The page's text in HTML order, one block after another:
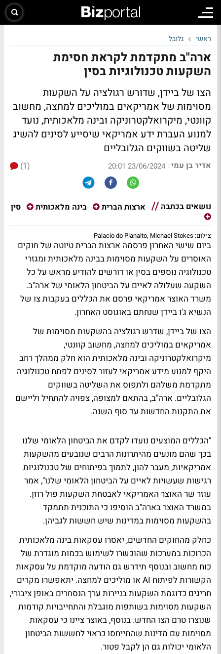
ראשי גלובל
ארה"ב מתקדמת לקראת חסימת
השקעות טכנולוגיות בסין
הצו של ביידן, שדורש רגולציה על השקעות
מסוימות של אמריקאים במוליכים למחצה, מחשוב
קוונטי, מיקרואלקטרוניקה ובינה מלאכותית, נועד
למנוע העברת ידע אמריקאי שיסייע לסינים להשיג
שליטה בשווקים הגלובליים
אדיר בן עמי |
23/06/2024 20:01
(1)
נושאים בכתבה ארצות הברית בינה מלאכותית סין
צילום: Palacio do Planalto, Michael Stokes
ביום שישי האחרון פרסמה ארצות הברית טיוטה של חוקים
האוסרים על השקעות מסוימות בבינה מלאכותית ומגזרי
טכנולוגיה נוספים בסין או דורשים להודיע מראש על כל
השקעה שעלולה לאיים על הביטחון הלאומי של ארה"ב.
משרד האוצר אמריקאי פרסם את הכללים בעקבות צו של
הנשיא ג'ו ביידן שנחתם באוגוסט האחרון.
הצו של ביידן, שדרש רגולציה בהשקעות מסוימות של
אמריקאים במוליכים למחצה, מחשוב קוונטי,
מיקרואלקטרוניקה ובינה מלאכותית הוא חלק ממהלך רחב
היקף למנוע מידע אמריקאי לעזור לסינים לפתח טכנולוגיה
מתקדמת משלהם ולתפוס את השליטה בשווקים
הגלובליים. ארה"ב, בהתאם למצופה, צפויה להתחיל וליישם
את התקנות החדשות עד סוף השנה.
"הכללים המוצעים נועדו לקדם את הביטחון הלאומי שלנו
בכך שהם מונעים מהיתרונות הרבים שנובעים מהשקעות
אמריקאיות, מעבר להון, לתמוך בפיתוחים של טכנולוגיות
רגישות שעשויות לאיים על הביטחון הלאומי שלנו", אמר
עוזר שר האוצר האמריקאי לאבטחת השקעות פול רוזן.
במשרד האוצר בארה"ב הוסיפו כי התוכנית תתמקד
בהשקעות מסוימות במדינות שיש חששות לגביהן.
כחלק מהחוקים החדשים, יאסרו עסקאות בינה מלאכותית
הכרוכות במערכות שהוכשרו לשימוש בכמות מוגדרת של
כוח מחשוב ובנוסף תידרש גם הודעה מוקדמת על עסקאות
הקשורות לפיתוח AI או מוליכים למחצה. יתאפשרו מקרים
חריגים כדוגמת השקעות בניירות ערך הנסחרים באופן ציבורי,
השקעות מסוימות בשותפות מוגבלת והתחייבויות קודמות
שנוצרו טרם הצו החדש. בנוסף, באוצר ציינו כי עסקאות
מסוימות עם מדינות שהתייחסו כראוי לחששות הביטחון
הלאומי יכולות גם הן לקבל פטור.